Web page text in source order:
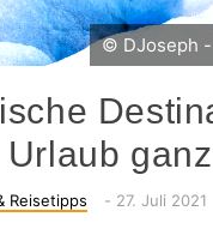
© DJoseph -
ganz
Reisetipps - Posted
27. Juli 2021